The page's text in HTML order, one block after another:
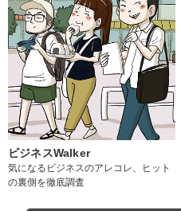
ビジネスWalker
気になるビジネスのアレコレ、ヒット
の裏側を徹底調査